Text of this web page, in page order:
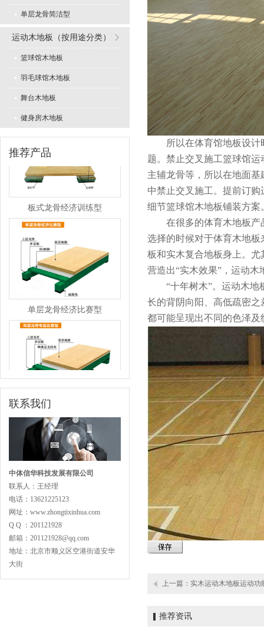
单层龙骨简洁型
运动木地板（按用途分类）
篮球馆木地板
羽毛球馆木地板
舞台木地板
健身房木地板
推荐产品
LVL型比赛结构
板式龙骨经济训练型
单层龙骨经济比赛型
双层龙骨专业比赛型
主副龙骨专业训练型
联系我们
中体信华科技发展有限公司
联系人：王经理
电话：13621225123
网址：www.zhongtixinhua.com
Q Q ：201121928
邮箱：201121928@qq.com
地址：北京市顺义区空港街道安华
大街
所以在体育馆地板设计时
题。禁止交叉施工篮球馆
主辅龙骨等，所以在地面
中禁止交叉施工。提前订购
细节篮球馆木地板铺装方案
在很多的体育木地板产品
选择的时候对于体育木地
板和实木复合地板身上。
营造出“实木效果”，运动
“十年树木”。运动木地
长的背阴向阳、高低疏密
都可能呈现出不同的色泽
上一篇： 实木运动木地板运动功
推荐资讯